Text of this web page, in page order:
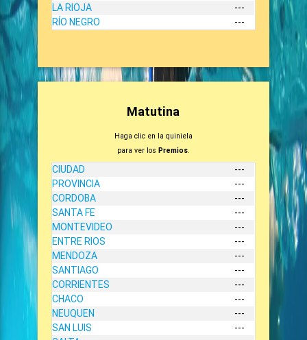
LA RIOJA
---
RÍO NEGRO
---
Matutina
Haga clic en la quiniela
para ver los Premios.
CIUDAD
---
PROVINCIA
---
CORDOBA
---
SANTA FE
---
MONTEVIDEO
---
ENTRE RIOS
---
MENDOZA
---
SANTIAGO
---
CORRIENTES
---
CHACO
---
NEUQUEN
---
SAN LUIS
---